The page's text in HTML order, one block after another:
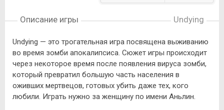
Описание игры Undying
Undying — это трогательная игра посвящена выживанию
во время зомби апокалипсиса. Сюжет игры происходит
через некоторое время после появления вируса зомби,
который превратил большую часть населения в
оживших мертвецов, готовых убить даже тех, кого
любили. Играть нужно за женщину по имени Аньлин.